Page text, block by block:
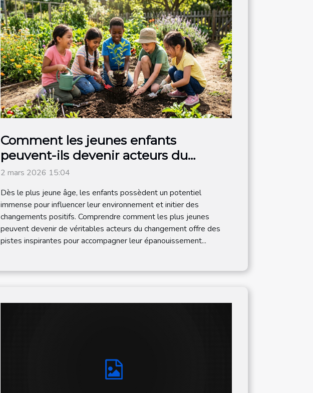
Comment les jeunes enfants
peuvent-ils devenir acteurs du
changement ?
2 mars 2026 15:04
Dès le plus jeune âge, les enfants possèdent un potentiel
immense pour influencer leur environnement et initier des
changements positifs. Comprendre comment les plus jeunes
peuvent devenir de véritables acteurs du changement offre des
pistes inspirantes pour accompagner leur épanouissement...